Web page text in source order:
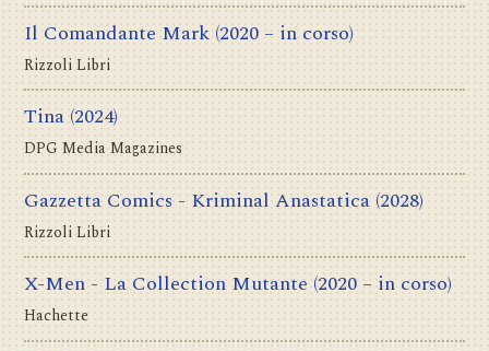
Il Comandante Mark (2020 – in corso)
Rizzoli Libri
Tina (2024)
DPG Media Magazines
Gazzetta Comics - Kriminal Anastatica (2028)
Rizzoli Libri
X-Men - La Collection Mutante (2020 – in corso)
Hachette